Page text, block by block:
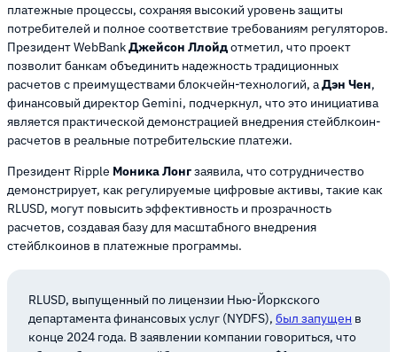
платежные процессы, сохраняя высокий уровень защиты
потребителей и полное соответствие требованиям регуляторов.
Президент WebBankДжейсон Ллойдотметил, что проект
позволит банкам объединить надежность традиционных
расчетов с преимуществами блокчейн-технологий, аДэн Чен,
финансовый директор Gemini, подчеркнул, что это инициатива
является практической демонстрацией внедрения стейблкоин-
расчетов в реальные потребительские платежи.
Президент Ripple Моника Лонгзаявила, что сотрудничество
демонстрирует, как регулируемые цифровые активы, такие как
RLUSD, могут повысить эффективность и прозрачность
расчетов, создавая базу для масштабного внедрения
стейблкоинов в платежные программы.
RLUSD, выпущенный по лицензии Нью-Йоркского
департамента финансовых услуг (NYDFS), был запущен в
конце 2024 года. В заявлении компании говориться, что